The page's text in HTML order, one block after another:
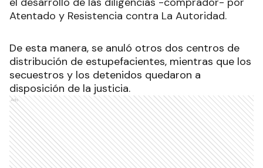
Atentado y Resistencia contra La Autoridad.
De esta manera, se anuló otros dos centros de
distribución de estupefacientes, mientras que los
secuestros y los detenidos quedaron a
disposición de la justicia.
Ads